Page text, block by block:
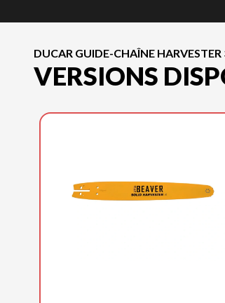
DUCAR GUIDE-CHAÎNE
VERSIONS